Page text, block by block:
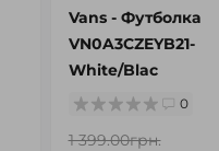
Vans - Футболка
VN0A3CZEYB21-
White/Blac
0
1 399.00грн.